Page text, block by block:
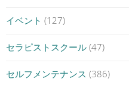
イベント (127)
セラピストスクール (47)
セルフメンテナンス (386)